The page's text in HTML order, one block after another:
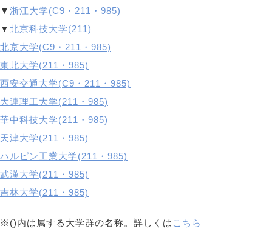
▼ 浙江大学(C9・211・985)
▼ 北京科技大学(211)
北京大学(C9・211・985)
東北大学(211・985)
西安交通大学(C9・211・985)
大連理工大学(211・985)
華中科技大学(211・985)
天津大学(211・985)
ハルピン工業大学(211・985)
武漢大学(211・985)
吉林大学(211・985)
※()内は属する大学群の名称。詳しくは こちら